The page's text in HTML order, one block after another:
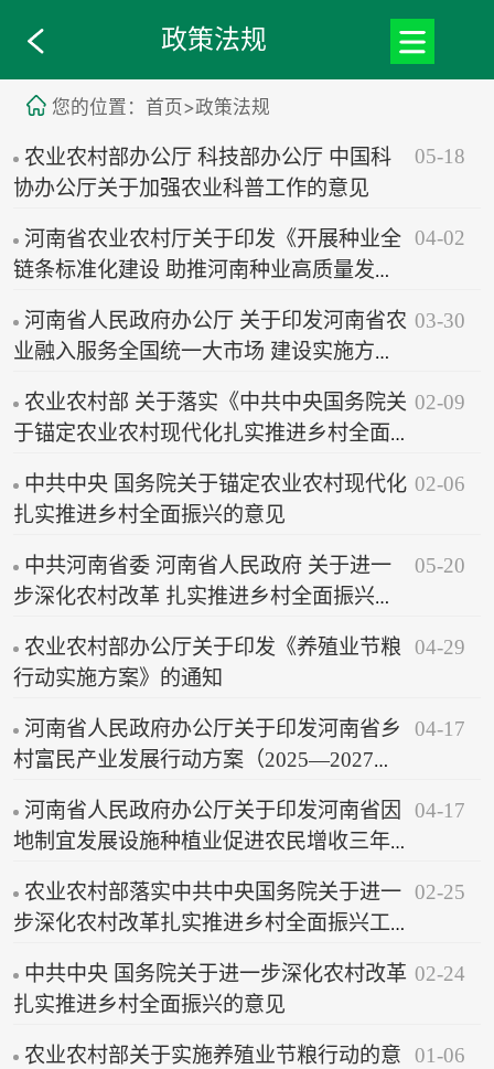
政策法规
您的位置：首页>政策法规
农业农村部办公厅 科技部办公厅 中国科
协办公厅关于加强农业科普工作的意见
05-18
河南省农业农村厅关于印发《开展种业全
链条标准化建设 助推河南种业高质量发展
04-02
河南省人民政府办公厅 关于印发河南省农
业融入服务全国统一大市场 建设实施方案
03-30
农业农村部 关于落实《中共中央国务院关
于锚定农业农村现代化扎实推进乡村全面
02-09
中共中央 国务院关于锚定农业农村现代化
扎实推进乡村全面振兴的意见
02-06
中共河南省委 河南省人民政府 关于进一
步深化农村改革 扎实推进乡村全面振兴的
05-20
农业农村部办公厅关于印发《养殖业节粮
行动实施方案》的通知
04-29
河南省人民政府办公厅关于印发河南省乡
村富民产业发展行动方案（2025—2027
04-17
河南省人民政府办公厅关于印发河南省因
地制宜发展设施种植业促进农民增收三年
04-17
农业农村部落实中共中央国务院关于进一
步深化农村改革扎实推进乡村全面振兴工
02-25
中共中央 国务院关于进一步深化农村改革
扎实推进乡村全面振兴的意见
02-24
农业农村部关于实施养殖业节粮行动的意
01-06